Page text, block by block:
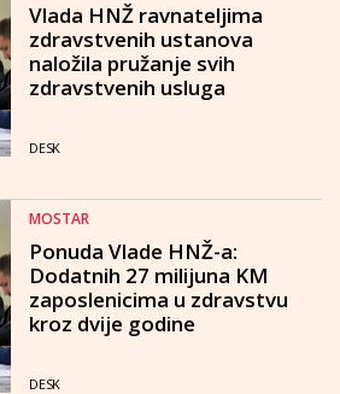
Vlada HNŽ ravnateljima
zdravstvenih ustanova
naložila pružanje svih
zdravstvenih usluga
DESK
MOSTAR
Ponuda Vlade HNŽ-a:
Dodatnih 27 milijuna KM
zaposlenicima u zdravstvu
kroz dvije godine
DESK